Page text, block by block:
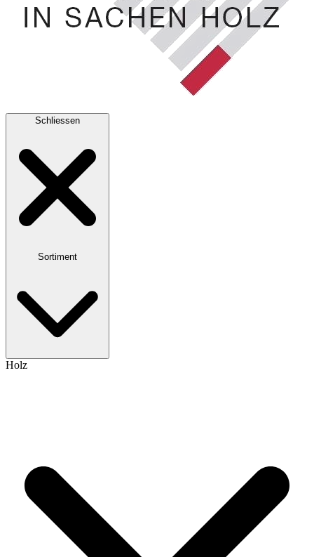
Schliessen
Sortiment
Holz